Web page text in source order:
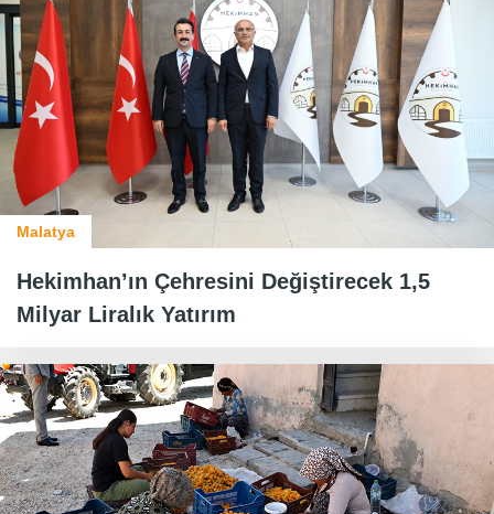
Malatya
Hekimhan’ın Çehresini Değiştirecek 1,5
Milyar Liralık Yatırım